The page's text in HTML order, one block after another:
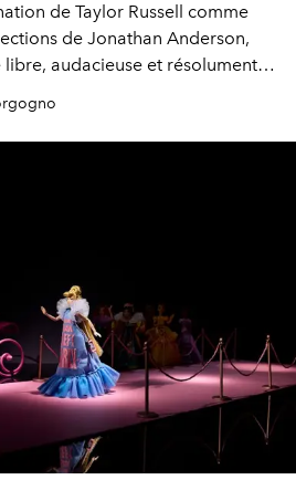
de Taylor Russell comme
de Jonathan Anderson,
audacieuse et résolument